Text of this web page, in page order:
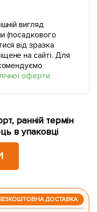
вигляд
(посадкового
від зразка
на сайті. Для
оферти
ранній термін
в упаковці
ДОСТАВКА